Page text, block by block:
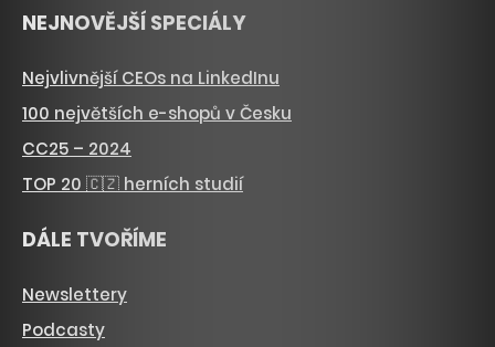
NEJNOVĚJŠÍ SPECIÁLY
Nejvlivnější CEOs na LinkedInu
100 největších e-shopů v Česku
CC25 – 2024
TOP 20 🇨🇿 herních studií
DÁLE TVOŘÍME
Newslettery
Podcasty